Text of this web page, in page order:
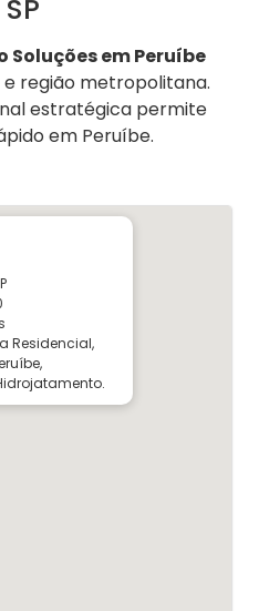
Soluções em Peruíbe
região metropolitana.
estratégica permite
em Peruíbe.
Residencial,